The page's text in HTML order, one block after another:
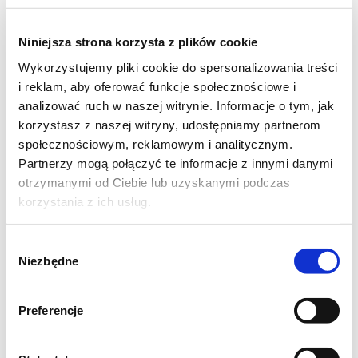
Niniejsza strona korzysta z plików cookie
Wykorzystujemy pliki cookie do spersonalizowania treści
i reklam, aby oferować funkcje społecznościowe i
analizować ruch w naszej witrynie. Informacje o tym, jak
korzystasz z naszej witryny, udostępniamy partnerom
społecznościowym, reklamowym i analitycznym.
Partnerzy mogą połączyć te informacje z innymi danymi
otrzymanymi od Ciebie lub uzyskanymi podczas
korzystania z ich usług.
zgody
Niezbędne
Preferencje
Składniki:
- 1 część ugotowanych ziemniaków (najlepiej
ugotować je dzień wcześniej)
Wykonanie:
Ugotowane, zimne ziemniaki przecisnąć
przez praskę. Wyrównać dokładnie ich
powierzchnię, podzielić na cztery części.